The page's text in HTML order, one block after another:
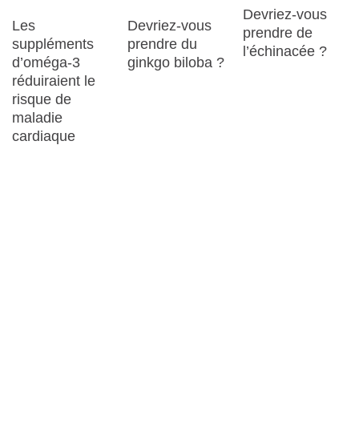
Les
suppléments
d’oméga-3
réduiraient le
risque de
maladie
cardiaque
Devriez-vous
prendre du
ginkgo biloba ?
Devriez-vous
prendre de
l’échinacée ?